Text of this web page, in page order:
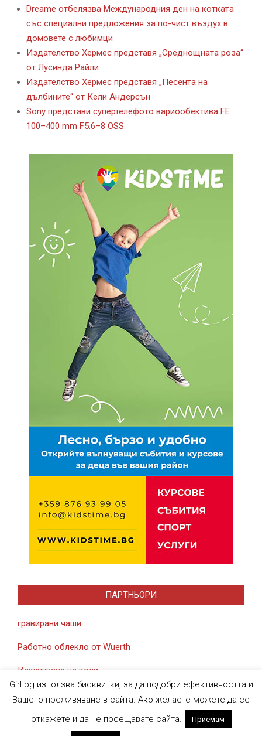
Dreame отбелязва Международния ден на котката
със специални предложения за по-чист въздух в
домовете с любимци
Издателство Хермес представя „Среднощната роза“
от Лусинда Райли
Издателство Хермес представя „Песента на
дълбините“ от Кели Андерсън
Sony представи супертелефото вариообектива FE
100–400 mm F5.6–8 OSS
ПАРТНЬОРИ
гравирани чаши
Работно облекло от Wuerth
Изкупуване на коли
Girl.bg използва бисквитки, за да подобри ефективността и
Вашето преживяване в сайта. Ако желаете можете да се
откажете и да не посещавате сайта.
Приемам